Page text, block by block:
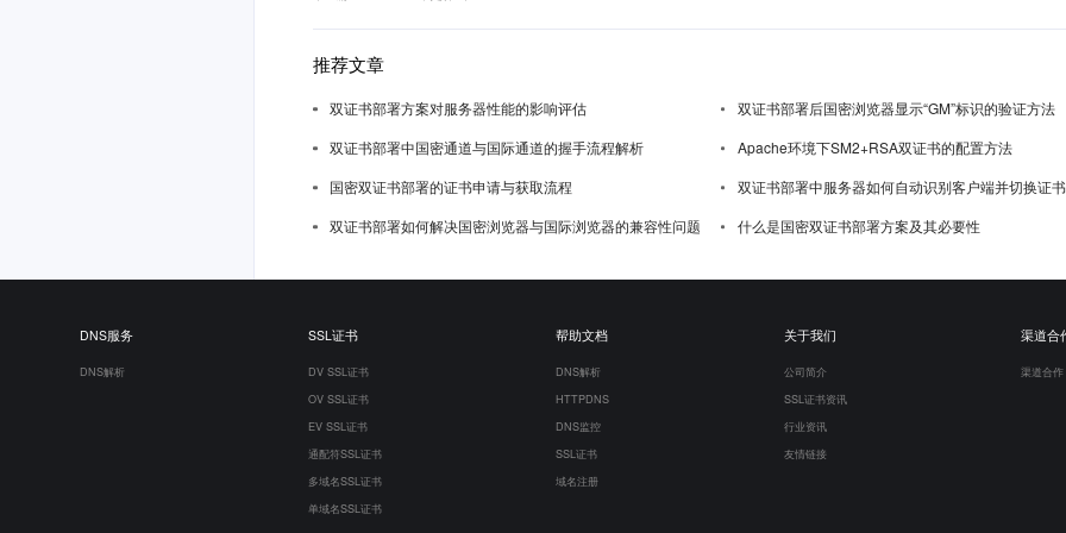
推荐文章
双证书部署方案对服务器性能的影响评估
双证书部署后国密浏览器显示“GM”标识的验证方法
双证书部署中国密通道与国际通道的握手流程解析
Apache环境下SM2+RSA双证书的配置方法
国密双证书部署的证书申请与获取流程
双证书部署中服务器如何自动识别客户端并切换证书
双证书部署如何解决国密浏览器与国际浏览器的兼容性问题
什么是国密双证书部署方案及其必要性
DNS服务
DNS解析
SSL证书
DV SSL证书
OV SSL证书
EV SSL证书
通配符SSL证书
多域名SSL证书
单域名SSL证书
帮助文档
DNS解析
HTTPDNS
DNS监控
SSL证书
域名注册
关于我们
公司简介
SSL证书资讯
行业资讯
友情链接
渠道合
渠道合作